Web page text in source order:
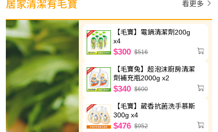
居家清潔有毛寶 看更多
【毛寶】電鍋清潔劑200g
x4
$300 $516
【毛寶兔】超泡沫廚房清潔
劑補充瓶2000g x2
$340 $600
【毛寶】葳香抗菌洗手慕斯
300g x4
$476 $952